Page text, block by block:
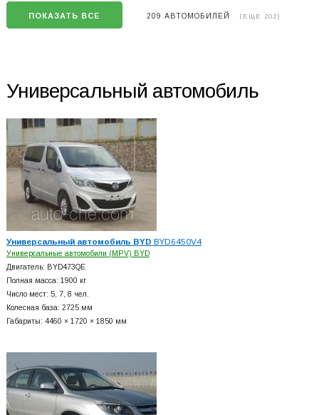
ПОКАЗАТЬ ВСЕ 209 АВТОМОБИЛЕЙ (ЕЩЕ 202)
Универсальный автомобиль
Универсальный автомобиль BYD BYD6450V4
Универсальные автомобили (MPV) BYD
Двигатель: BYD473QE
Полная масса: 1900 кг
Число мест: 5, 7, 8 чел.
Колесная база: 2725 мм
Габариты: 4460 × 1720 × 1850 мм